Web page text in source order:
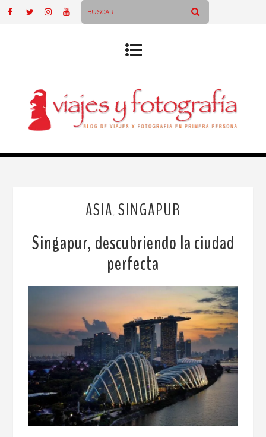
ASIA SINGAPUR
Singapur, descubriendo la ciudad
perfecta